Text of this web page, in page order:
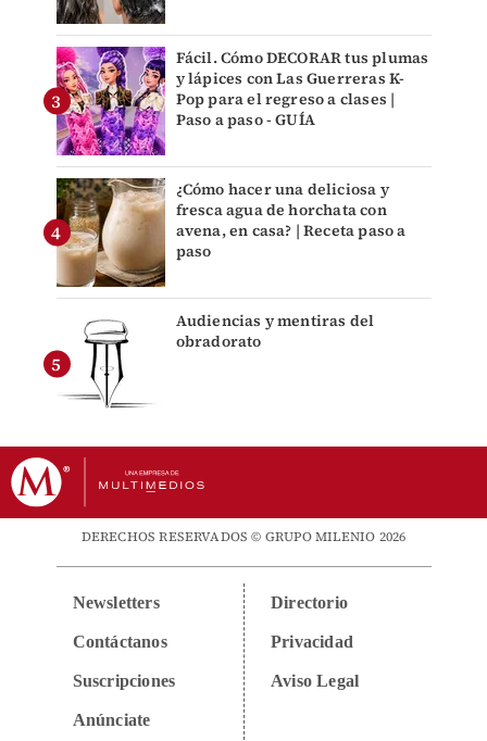
Fácil. Cómo DECORAR tus plumas
y lápices con Las Guerreras K-
Pop para el regreso a clases |
Paso a paso - GUÍA
¿Cómo hacer una deliciosa y
fresca agua de horchata con
avena, en casa? | Receta paso a
paso
Audiencias y mentiras del
obradorato
DERECHOS RESERVADOS © GRUPO MILENIO 2026
Newsletters
Contáctanos
Suscripciones
Anúnciate
Directorio
Privacidad
Aviso Legal